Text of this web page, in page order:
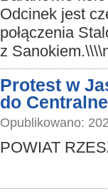
Odcinek jest
połączenia
z
Protest w
do
Opublikowano:
POWIAT